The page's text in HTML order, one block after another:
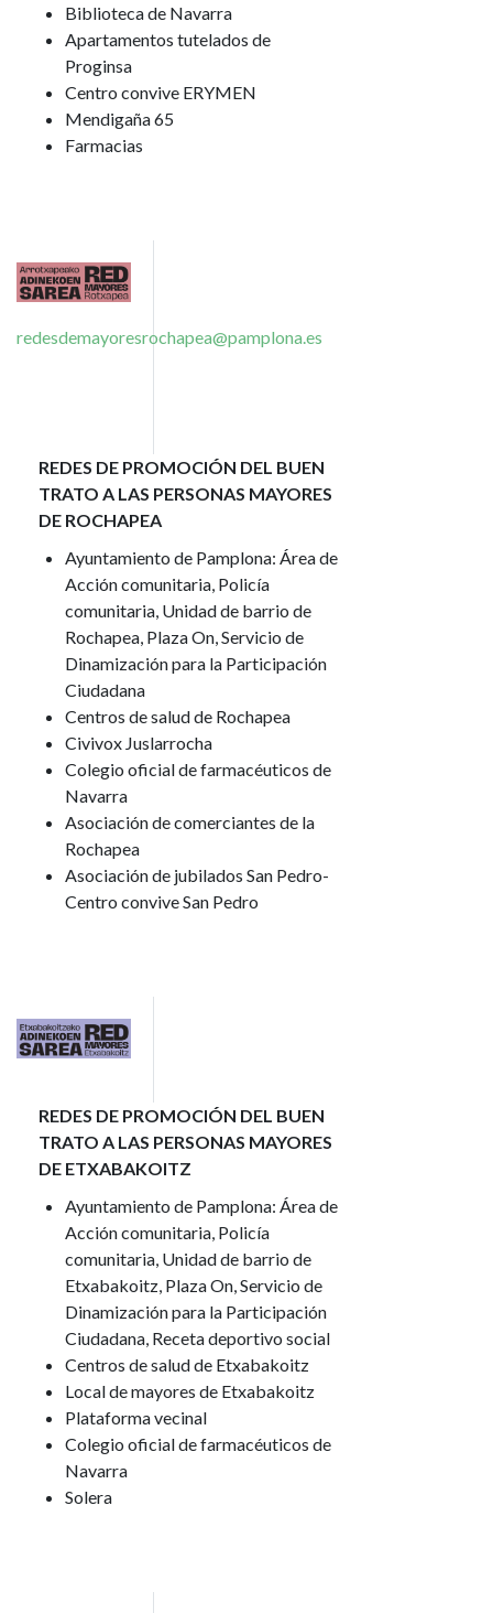
Biblioteca de Navarra
Apartamentos tutelados de
Proginsa
Centro convive ERYMEN
Mendigaña 65
Farmacias
Imagen
redesdemayoresrochapea@pamplona.es
REDES DE PROMOCIÓN DEL BUEN
TRATO A LAS PERSONAS MAYORES
DE ROCHAPEA
Ayuntamiento de Pamplona: Área de
Acción comunitaria, Policía
comunitaria, Unidad de barrio de
Rochapea, Plaza On, Servicio de
Dinamización para la Participación
Ciudadana
Centros de salud de Rochapea
Civivox Juslarrocha
Colegio oficial de farmacéuticos de
Navarra
Asociación de comerciantes de la
Rochapea
Asociación de jubilados San Pedro-
Centro convive San Pedro
Imagen
REDES DE PROMOCIÓN DEL BUEN
TRATO A LAS PERSONAS MAYORES
DE ETXABAKOITZ
Ayuntamiento de Pamplona: Área de
Acción comunitaria, Policía
comunitaria, Unidad de barrio de
Etxabakoitz, Plaza On, Servicio de
Dinamización para la Participación
Ciudadana, Receta deportivo social
Centros de salud de Etxabakoitz
Local de mayores de Etxabakoitz
Plataforma vecinal
Colegio oficial de farmacéuticos de
Navarra
Solera